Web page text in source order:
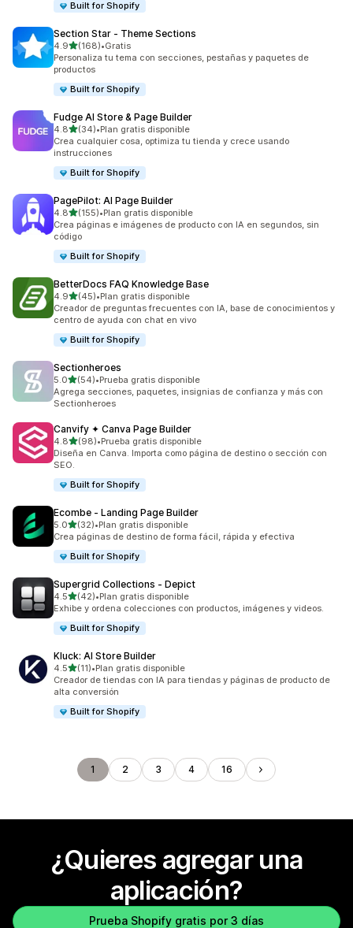
Built for Shopify
Section Star ‑ Theme Sections
4.9de 5 estrellas
(168)
168 reseñas en total
•Gratis
Personaliza tu tema con secciones, pestañas y paquetes de
productos
Built for Shopify
Fudge AI Store & Page Builder
4.8de 5 estrellas
(34)
34 reseñas en total
•Plan gratis disponible
Crea cualquier cosa, optimiza tu tienda y crece usando
instrucciones
Built for Shopify
PagePilot: AI Page Builder
4.8de 5 estrellas
(155)
155 reseñas en total
•Plan gratis disponible
Crea páginas e imágenes de producto con IA en segundos, sin
código
Built for Shopify
BetterDocs FAQ Knowledge Base
4.9de 5 estrellas
(45)
45 reseñas en total
•Plan gratis disponible
Creador de preguntas frecuentes con IA, base de conocimientos y
centro de ayuda con chat en vivo
Built for Shopify
Sectionheroes
5.0de 5 estrellas
(54)
54 reseñas en total
•Prueba gratis disponible
Agrega secciones, paquetes, insignias de confianza y más con
Sectionheroes
Canvify ✦ Canva Page Builder
4.8de 5 estrellas
(98)
98 reseñas en total
•Prueba gratis disponible
Diseña en Canva. Importa como página de destino o sección con
SEO.
Built for Shopify
Ecombe ‑ Landing Page Builder
5.0de 5 estrellas
(32)
32 reseñas en total
•Plan gratis disponible
Crea páginas de destino de forma fácil, rápida y efectiva
Built for Shopify
Supergrid Collections ‑ Depict
4.5de 5 estrellas
(42)
42 reseñas en total
•Plan gratis disponible
Exhibe y ordena colecciones con productos, imágenes y videos.
Built for Shopify
Kluck: AI Store Builder
4.5de 5 estrellas
(11)
11 reseñas en total
•Plan gratis disponible
Creador de tiendas con IA para tiendas y páginas de producto de
alta conversión
Built for Shopify
1 2 3 4 16
¿Quieres agregar una
aplicación?
Prueba Shopify gratis por 3 días